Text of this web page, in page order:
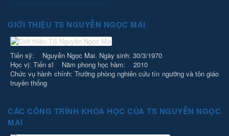
GIỚI THIỆU TS NGUYỄN NGỌC MAI
Tiến sỹ: Nguyễn Ngọc Mai. Ngày sinh: 30/3/1970
Học vị: Tiến sĩ Năm phong học hàm: 2010
Chức vụ hành chính: Trưởng phòng nghiên cứu tín ngưỡng và tôn giáo
truyền thống
CÁC CÔNG TRÌNH KHOA HỌC CỦA TS NGUYỄN NGỌC
MAI